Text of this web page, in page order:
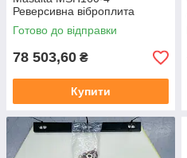
Реверсивна віброплита
Готово до відправки
78 503,60 ₴
Купити